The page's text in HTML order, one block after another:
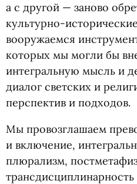
а с другой — заново
культурно-
вооружаемся
которых мы могли бы
интегральную мысль и
диалог светских и
перспектив и подходов.
Мы провозглашаем
и включение,
плюрализм,